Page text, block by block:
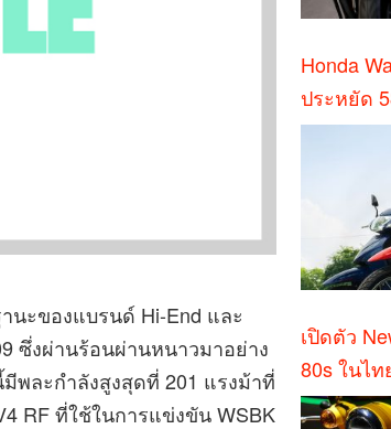
นะของแบรนด์ Hi-End และ
ซึ่งผ่านร้อนผ่านหนาวมาอย่าง
พละกำลังสูงสุดที่ 201 แรงม้าที่
RF ที่ใช้ในการแข่งขัน WSBK
Honda
ประหยัด
บาท
เปิดตัว
80s ในไ
บาท